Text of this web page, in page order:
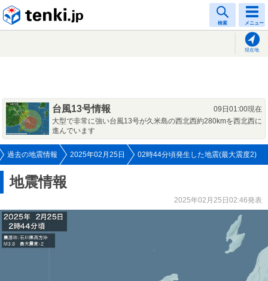
検索 メニュー
現在地
台風13号情報
09日01:00現在
大型で非常に強い台風13号が久米島の西北西約280kmを西北西に
進んでいます
過去の地震情報 2025年02月25日 02時44分頃発生した地震(最大震度2)
地震情報
2025年02月25日02:46発表